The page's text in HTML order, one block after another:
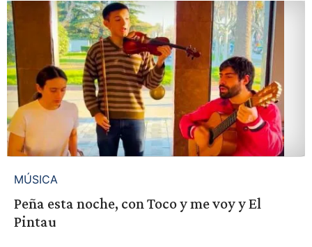
MÚSICA
Peña esta noche, con Toco y me voy y El
Pintau